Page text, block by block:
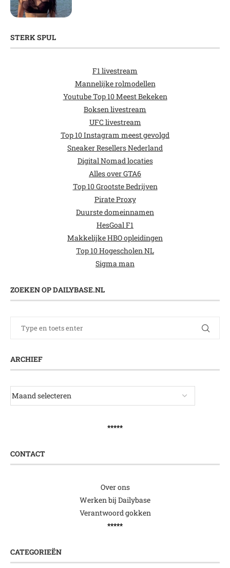
STERK SPUL
F1 livestream
Mannelijke rolmodellen
Youtube Top 10 Meest Bekeken
Boksen livestream
UFC livestream
Top 10 Instagram meest gevolgd
Sneaker Resellers Nederland
Digital Nomad locaties
Alles over GTA6
Top 10 Grootste Bedrijven
Pirate Proxy
Duurste domeinnamen
HesGoal F1
Makkelijke HBO opleidingen
Top 10 Hogescholen NL
Sigma man
ZOEKEN OP DAILYBASE.NL
ARCHIEF
*****
CONTACT
Over ons
Werken bij Dailybase
Verantwoord gokken
*****
CATEGORIEËN